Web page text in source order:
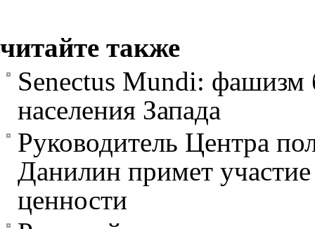
читайте также
Senectus Mundi: фашизм
населения Запада
Руководитель Центра
Данилин примет
ценности